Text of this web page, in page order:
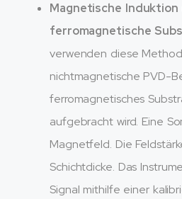
Magnetische
ferromagnetische
verwenden diese
nichtmagnetische PVD-
ferromagnetisches
aufgebracht wird. Eine
Magnetfeld. Die
Schichtdicke. Das
Signal mithilfe einer